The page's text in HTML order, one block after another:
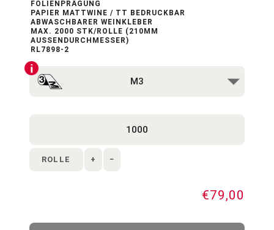
FOLIENPRÄGUNG
PAPIER MATTWINE / TT BEDRUCKBAR
ABWASCHBARER WEINKLEBER
MAX. 2000 STK/ROLLE (210MM
AUSSENDURCHMESSER)
RL7898-2
ROLLE + −
€79,00